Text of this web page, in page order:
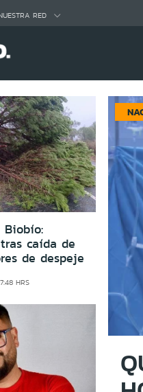
al contenido
RED
Biobío:
caída de
de despeje
HRS